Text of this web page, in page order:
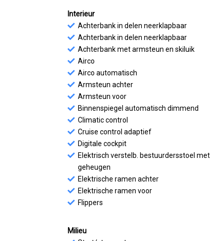
Interieur
Achterbank in delen neerklapbaar
Achterbank in delen neerklapbaar
Achterbank met armsteun en skiluik
Airco
Airco automatisch
Armsteun achter
Armsteun voor
Binnenspiegel automatisch dimmend
Climatic control
Cruise control adaptief
Digitale cockpit
Elektrisch verstelb. bestuurdersstoel met
geheugen
Elektrische ramen achter
Elektrische ramen voor
Flippers
Milieu